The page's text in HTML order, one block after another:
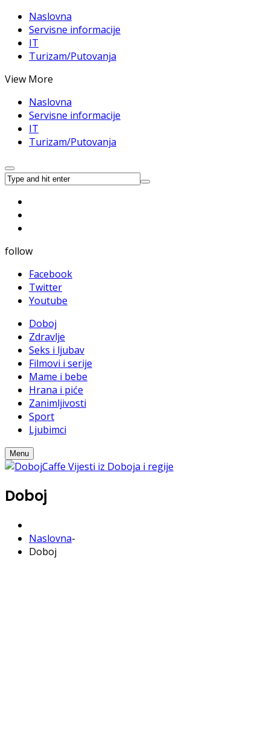
Naslovna
Servisne informacije
IT
Turizam/Putovanja
View More
Naslovna
Servisne informacije
IT
Turizam/Putovanja
follow
Facebook
Twitter
Youtube
Doboj
Zdravlje
Seks i ljubav
Filmovi i serije
Mame i bebe
Hrana i piće
Zanimljivosti
Sport
Ljubimci
Menu
Doboj
Naslovna-
Doboj